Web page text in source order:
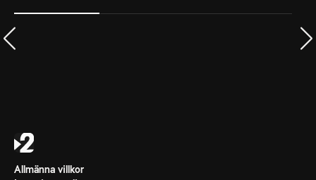
Allmänna villkor